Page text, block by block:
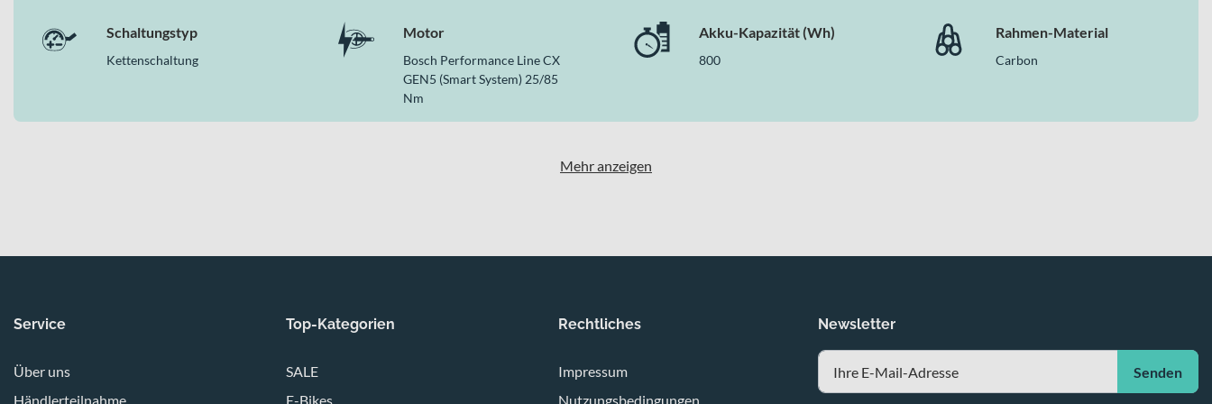
Schaltungstyp
Kettenschaltung
Motor
Bosch Performance Line CX
GEN5 (Smart System) 25/85
Nm
Akku-Kapazität (Wh)
800
Rahmen-Material
Carbon
Mehr anzeigen
Service
Über uns
Händlerteilnahme
Top-Kategorien
SALE
E-Bikes
Rechtliches
Impressum
Nutzungsbedingungen
Newsletter
Senden